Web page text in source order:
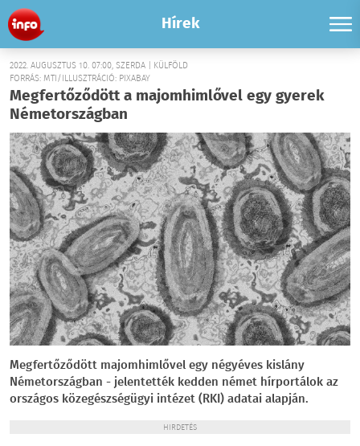
Hírek
2022. AUGUSZTUS 10. 07:00, SZERDA | KÜLFÖLD
FORRÁS: MTI/ILLUSZTRÁCIÓ: PIXABAY
Megfertőződött a majomhimlővel egy gyerek
Németországban
Megfertőződött majomhimlővel egy négyéves kislány
Németországban - jelentették kedden német hírportálok az
országos közegészségügyi intézet (RKI) adatai alapján.
HIRDETÉS